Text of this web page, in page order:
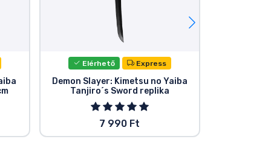
Elérhető Express
Demon Slayer: Kimetsu no Yaiba
Tanjiro´s Sword replika
7 990 Ft